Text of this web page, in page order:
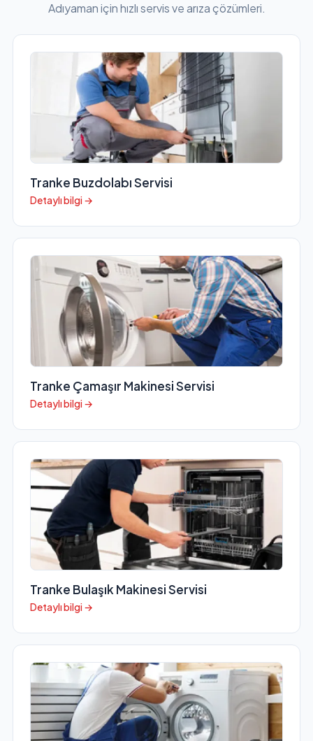
Adıyaman için hızlı servis ve arıza çözümleri.
Tranke Buzdolabı Servisi
Detaylı bilgi →
Tranke Çamaşır Makinesi Servisi
Detaylı bilgi →
Tranke Bulaşık Makinesi Servisi
Detaylı bilgi →